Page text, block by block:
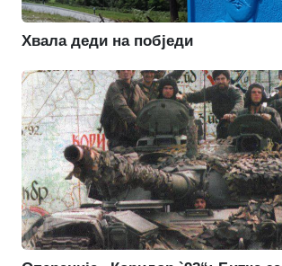
Хвала деди на побједи